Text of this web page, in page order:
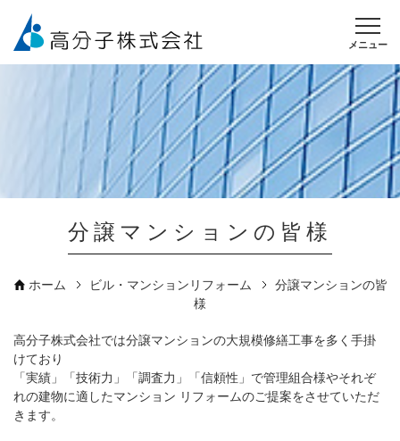
メニュー
分譲マンションの皆様
ホーム ビル・マンションリフォーム
分譲マンションの皆
様
高分子株式会社では分譲マンションの大規模修繕工事を多く手掛
けており
「実績」「技術力」「調査力」「信頼性」で管理組合様やそれぞ
れの建物に適したマンション リフォームのご提案をさせていただ
きます。